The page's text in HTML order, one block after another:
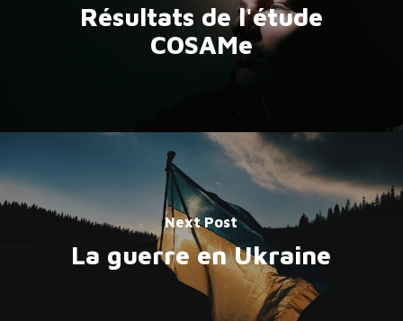
Résultats de l'étude
COSAMe
Next Post
La guerre en Ukraine